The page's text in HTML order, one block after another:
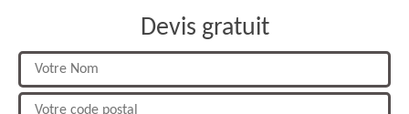
Devis gratuit